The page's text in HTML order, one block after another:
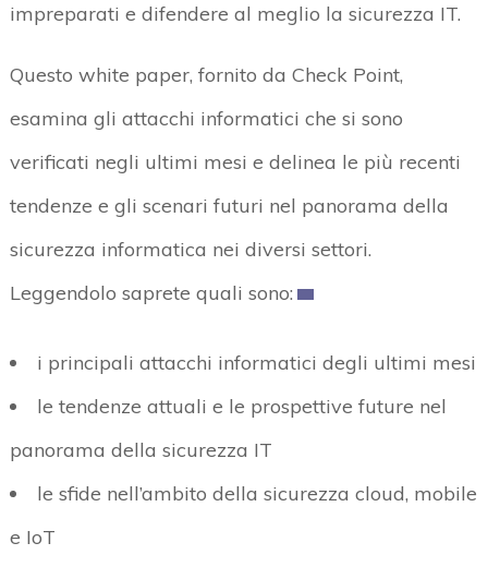
impreparati e difendere al meglio la sicurezza IT.
Questo white paper, fornito da Check Point,
esamina gli attacchi informatici che si sono
verificati negli ultimi mesi e delinea le più recenti
tendenze e gli scenari futuri nel panorama della
sicurezza informatica nei diversi settori.
Leggendolo saprete quali sono:
i principali attacchi informatici degli ultimi mesi
le tendenze attuali e le prospettive future nel
panorama della sicurezza IT
le sfide nell’ambito della sicurezza cloud, mobile
e IoT